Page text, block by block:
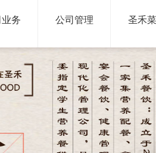
务 公司管理 圣禾